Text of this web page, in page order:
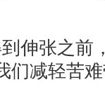
伸张之前
们减轻苦